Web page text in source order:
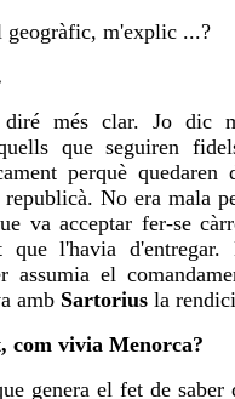
geogràfic, m'explic ...?
més clar. Jo dic
que seguiren
perquè quedaren
No era mala
va acceptar fer-se
que l'havia
assumia el
amb Sartorius la
com vivia Menorca?
genera el fet de saber